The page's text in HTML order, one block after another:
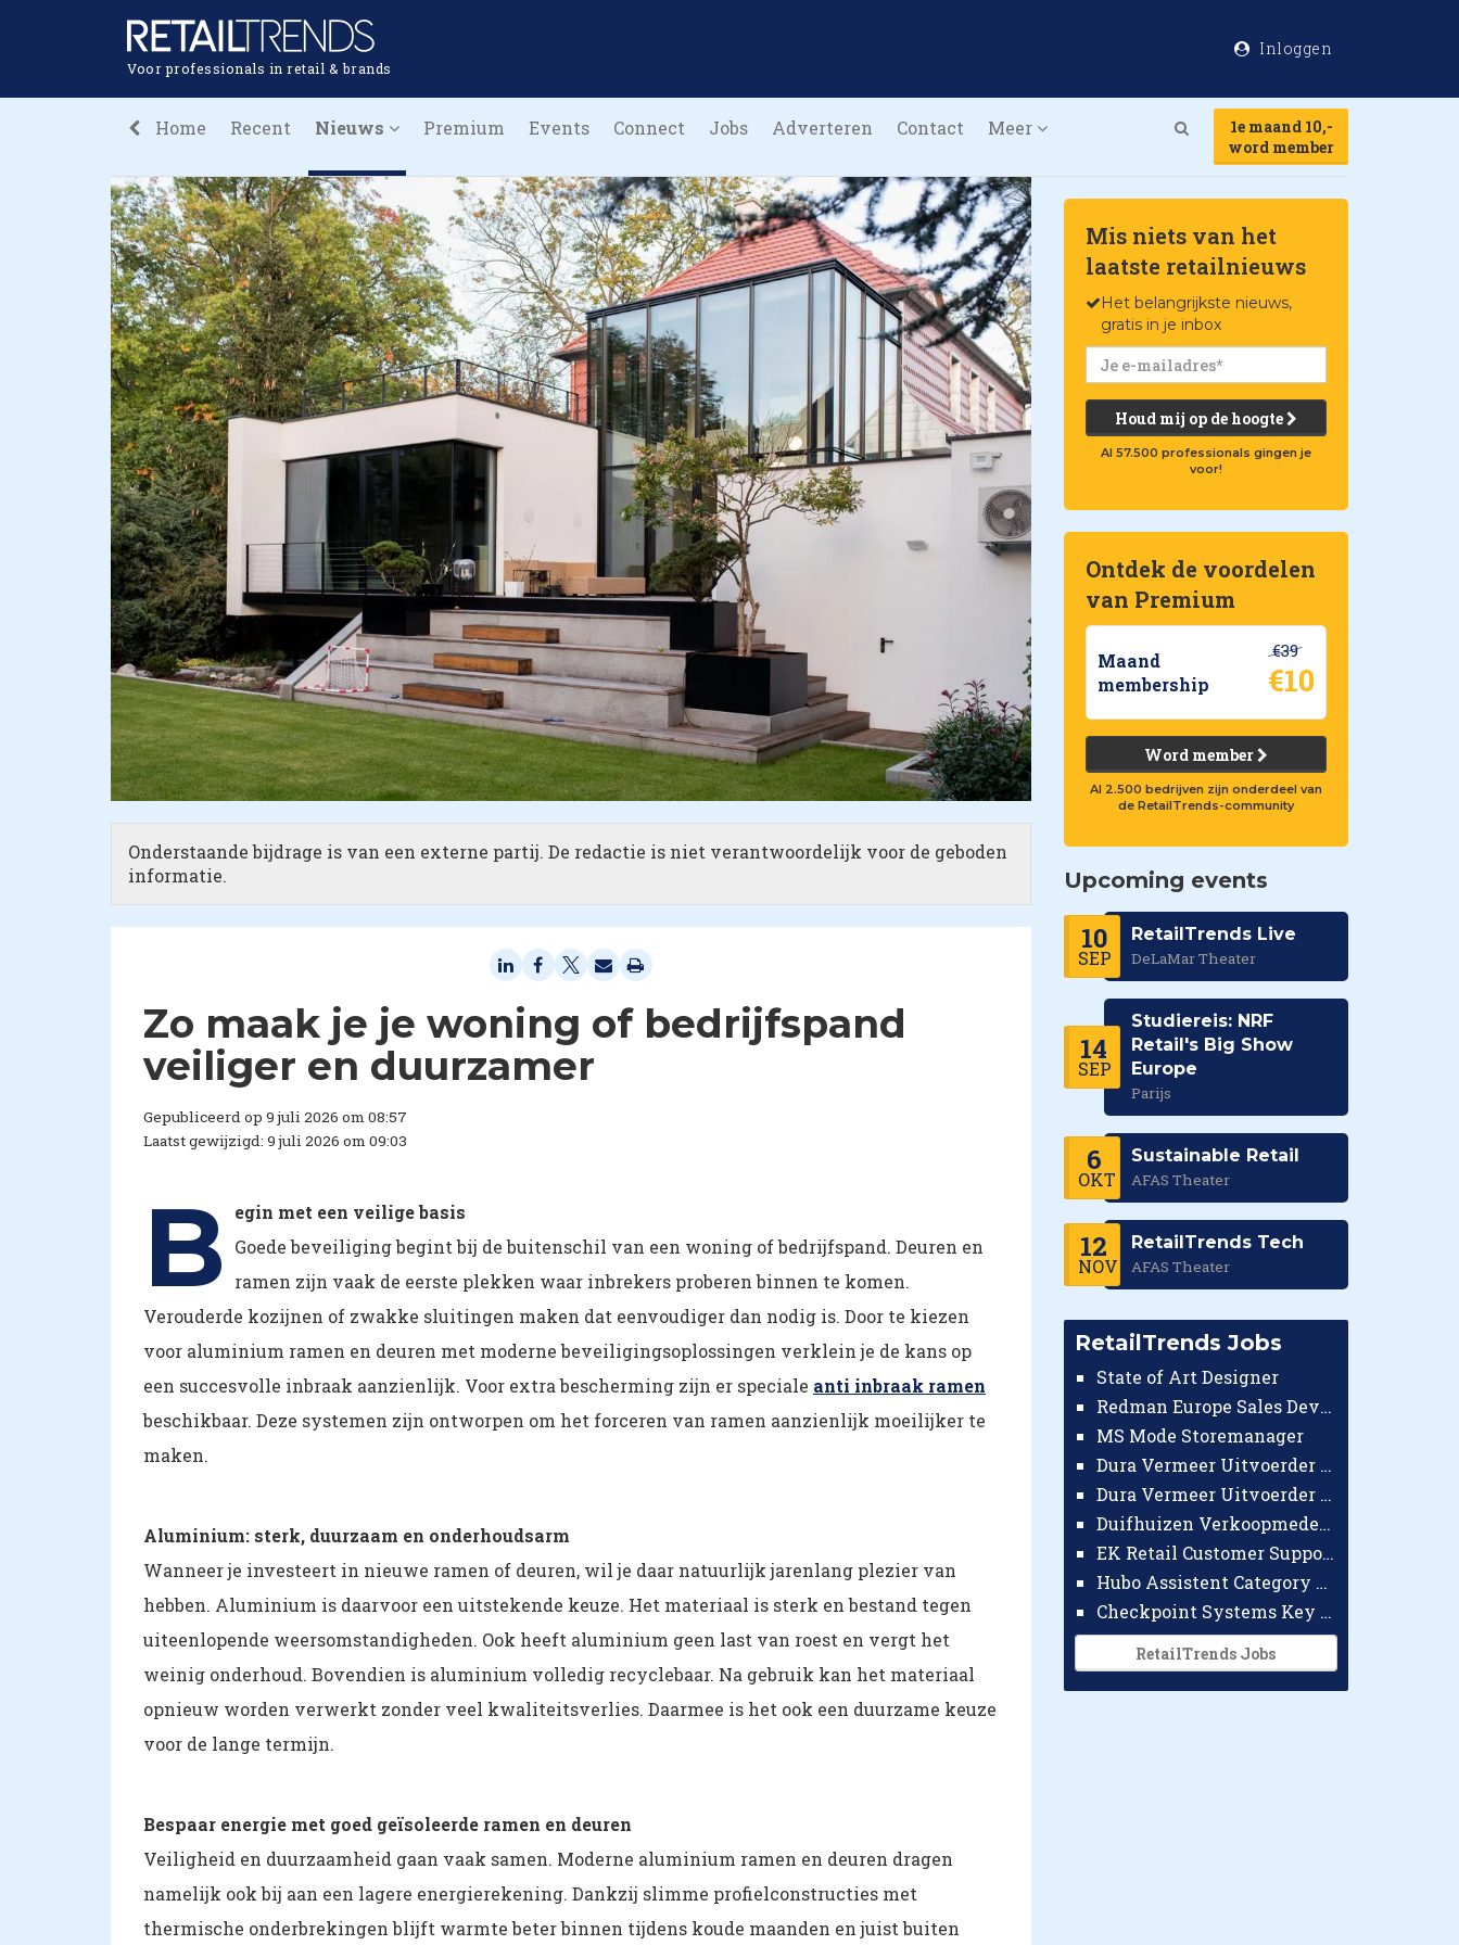
Voor professionals in retail & brands
Inloggen
Home Recent Nieuws Premium Events Connect Jobs Adverteren Contact Meer
1e maand 10,-
word member
Onderstaande bijdrage is van een externe partij. De redactie is niet verantwoordelijk voor de geboden
informatie.
Zo maak je je woning of bedrijfspand
veiliger en duurzamer
Gepubliceerd op 9 juli 2026 om 08:57
Laatst gewijzigd: 9 juli 2026 om 09:03
B
egin met een veilige basis
Goede beveiliging begint bij de buitenschil van een woning of bedrijfspand. Deuren en
ramen zijn vaak de eerste plekken waar inbrekers proberen binnen te komen.
Verouderde kozijnen of zwakke sluitingen maken dat eenvoudiger dan nodig is. Door te kiezen
voor aluminium ramen en deuren met moderne beveiligingsoplossingen verklein je de kans op
een succesvolle inbraak aanzienlijk. Voor extra bescherming zijn er speciale anti inbraak ramen
beschikbaar. Deze systemen zijn ontworpen om het forceren van ramen aanzienlijk moeilijker te
maken.
Aluminium: sterk, duurzaam en onderhoudsarm
Wanneer je investeert in nieuwe ramen of deuren, wil je daar natuurlijk jarenlang plezier van
hebben. Aluminium is daarvoor een uitstekende keuze. Het materiaal is sterk en bestand tegen
uiteenlopende weersomstandigheden. Ook heeft aluminium geen last van roest en vergt het
weinig onderhoud. Bovendien is aluminium volledig recyclebaar. Na gebruik kan het materiaal
opnieuw worden verwerkt zonder veel kwaliteitsverlies. Daarmee is het ook een duurzame keuze
voor de lange termijn.
Bespaar energie met goed geïsoleerde ramen en deuren
Veiligheid en duurzaamheid gaan vaak samen. Moderne aluminium ramen en deuren dragen
namelijk ook bij aan een lagere energierekening. Dankzij slimme profielconstructies met
thermische onderbrekingen blijft warmte beter binnen tijdens koude maanden en juist buiten
Mis niets van het
laatste retailnieuws
Het belangrijkste nieuws,
gratis in je inbox
Houd mij op de hoogte
Al 57.500 professionals gingen je
voor!
Ontdek de voordelen
van Premium
Maand
membership
€39
€10
Word member
Al 2.500 bedrijven zijn onderdeel van
de RetailTrends-community
Upcoming events
10
SEP
RetailTrends Live
DeLaMar Theater
14
SEP
Studiereis: NRF
Retail's Big Show
Europe
Parijs
6
OKT
Sustainable Retail
AFAS Theater
12
NOV
RetailTrends Tech
AFAS Theater
RetailTrends Jobs
State of Art Designer
Redman Europe Sales Developer (Europe)
MS Mode Storemanager
Dura Vermeer Uitvoerder GWW Amsterdam
Dura Vermeer Uitvoerder Civiel Nijmegen
Duifhuizen Verkoopmedewerker Ridderkerk
EK Retail Customer Support Omnichannel
Hubo Assistent Category Manager
Checkpoint Systems Key Accountmanager Benelux
RetailTrends Jobs